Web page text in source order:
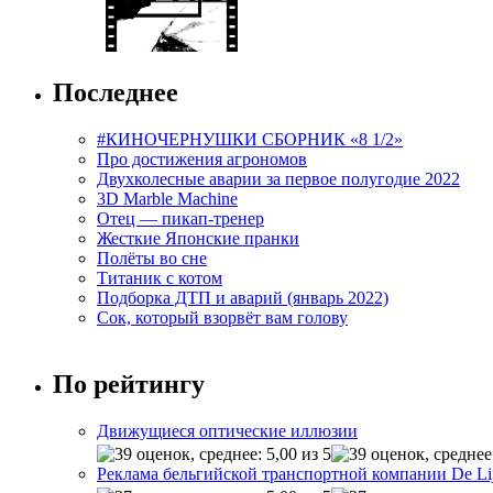
Последнее
#КИНОЧЕРНУШКИ СБОРНИК «8 1/2»
Про достижения агрономов
Двухколесные аварии за первое полугодие 2022
3D Marble Machine
Отец — пикап-тренер
Жесткие Японские пранки
Полёты во сне
Титаник с котом
Подборка ДТП и аварий (январь 2022)
Сок, который взорвёт вам голову
По рейтингу
Движущиеся оптические иллюзии
Реклама бельгийской транспортной компании De